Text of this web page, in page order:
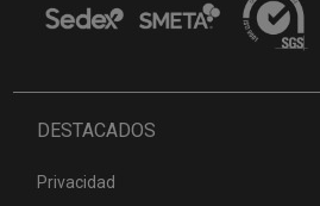
DESTACADOS
Privacidad